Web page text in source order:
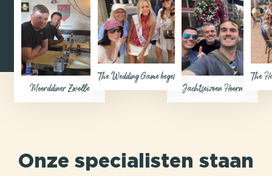
Moorddiner Zwolle
The Wedding Game begeleiding op afstand (Eigen locatie)
Jachtseizoen Hoorn
The
Onze specialisten staan